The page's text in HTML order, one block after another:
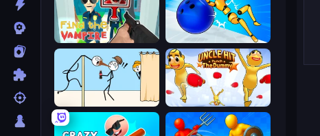
Playground Man! Ragdoll Show!
Find the Vampire
Uncle Hit: Punch the Dummy
Gomu Goman